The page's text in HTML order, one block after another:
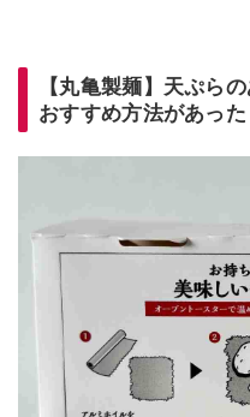
【丸亀製麺】天ぷら
おすすめ方法があった